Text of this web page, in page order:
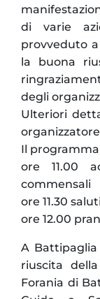
di varie
provveduto
la buona
degli
Ulteriori
Il
ore 11.00
commensali
ore 11.30
ore 12.00
A
riuscita
Forania di